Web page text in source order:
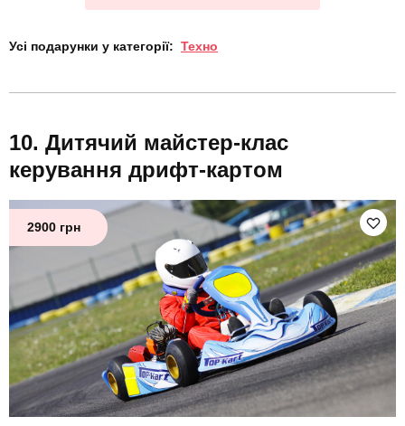
Усі подарунки у категорії: Техно
Дитячий майстер-клас
керування дрифт-картом
2900 грн